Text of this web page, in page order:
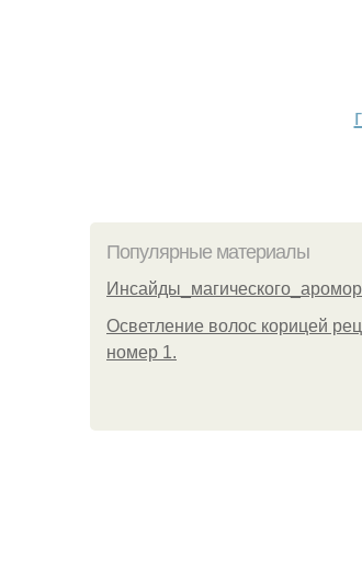
Популярные материалы
Осветление волос корицей
номер 1.